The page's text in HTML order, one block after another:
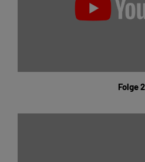
Folge 2